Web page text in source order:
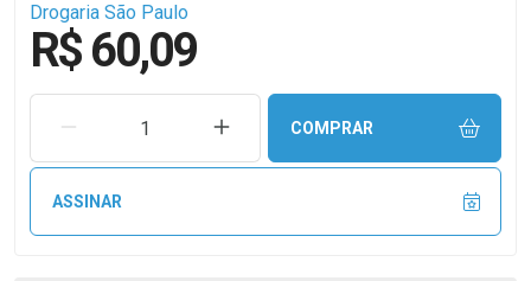
Drogaria São Paulo
R$ 60,09
REMOVER UMA UNIDADEAUMENTAR UMA UNIDADE
COMPRAR
ASSINAR